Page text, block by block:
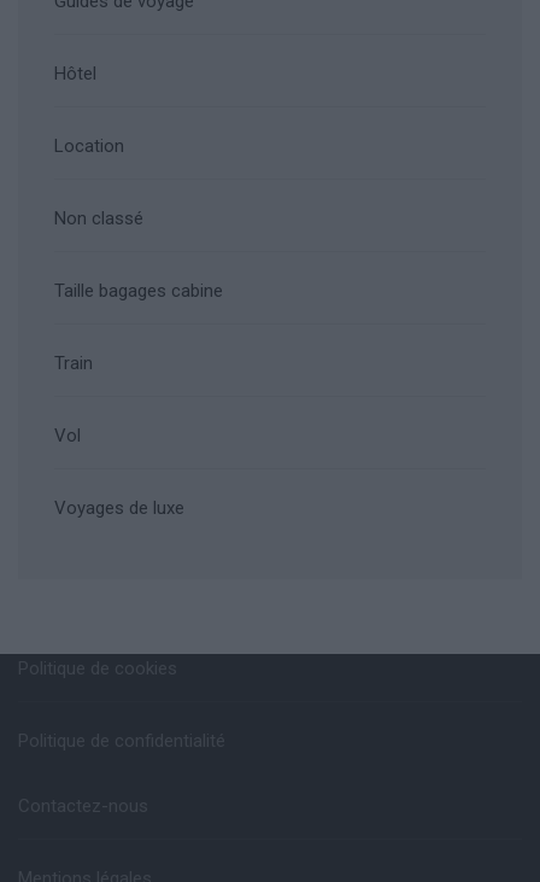
Hôtel
Location
Non classé
Taille bagages cabine
Train
Vol
Voyages de luxe